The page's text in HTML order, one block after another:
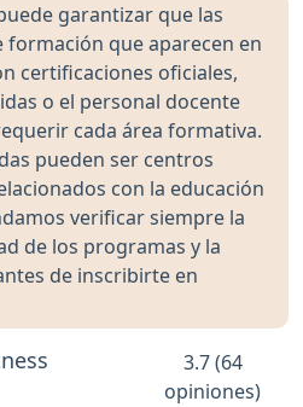
garantizar que las
formación que aparecen en
certificaciones oficiales,
o el personal docente
cada área formativa.
pueden ser centros
con la educación
verificar siempre la
de los programas y la
de inscribirte en
3.7 (64
opiniones)